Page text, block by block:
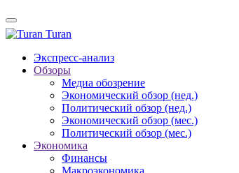
Turan
Экспресс-анализ
Обзоры
Медиа обозрение
Экономический обзор (нед.)
Политический обзор (нед.)
Экономический обзор (мес.)
Политический обзор (мес.)
Экономика
Финансы
Макроэкономика